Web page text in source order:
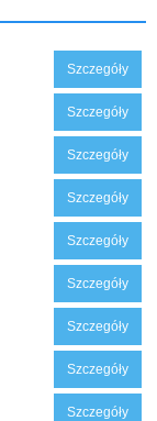
Szczegóły
Szczegóły
Szczegóły
Szczegóły
Szczegóły
Szczegóły
Szczegóły
Szczegóły
Szczegóły